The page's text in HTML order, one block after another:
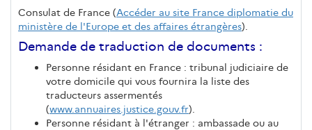
Consulat de France (Accéder au site France diplomatie du
ministère de l'Europe et des affaires étrangères).
Demande de traduction de documents :
Personne résidant en France : tribunal judiciaire de
votre domicile qui vous fournira la liste des
traducteurs assermentés
(www.annuaires.justice.gouv.fr).
Personne résidant à l'étranger : ambassade ou au